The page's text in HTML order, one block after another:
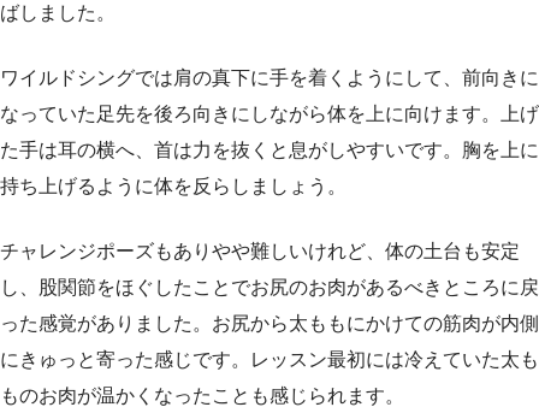
ばしました。
ワイルドシングでは肩の真下に手を着くようにして、前向きに
なっていた足先を後ろ向きにしながら体を上に向けます。上げ
た手は耳の横へ、首は力を抜くと息がしやすいです。胸を上に
持ち上げるように体を反らしましょう。
チャレンジポーズもありやや難しいけれど、体の土台も安定
し、股関節をほぐしたことでお尻のお肉があるべきところに戻
った感覚がありました。お尻から太ももにかけての筋肉が内側
にきゅっと寄った感じです。レッスン最初には冷えていた太も
ものお肉が温かくなったことも感じられます。